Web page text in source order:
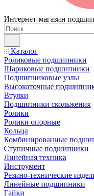
Интернет-магазин
Каталог
Роликовые подшипники
Шариковые подшипники
Подшипниковые узлы
Высокоточные
Втулки
Подшипники скольжения
Ролики
Ролики опорные
Кольца
Комбинированные
Ступичные подшипники
Линейная техника
Инструмент
Резино-технические
Линейные подшипники
Гайки